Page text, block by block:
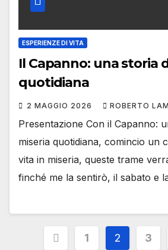
ESPERIENZE DI VITA
Il Capanno: una storia
quotidiana
2 MAGGIO 2026 ROBERTO
Presentazione Con il Capanno:
miseria quotidiana, comincio un
vita in miseria, queste trame
finché me la sentirò, il sabato e
Paginazione
1 2 3